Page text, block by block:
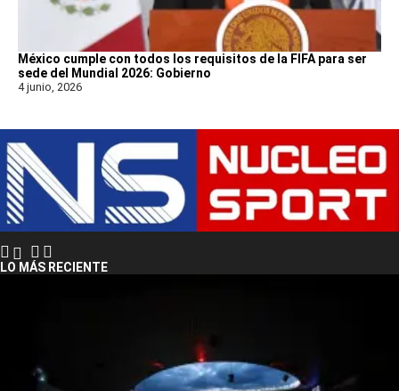
México cumple con todos los requisitos de la FIFA para ser
sede del Mundial 2026: Gobierno
4 junio, 2026
LO MÁS RECIENTE